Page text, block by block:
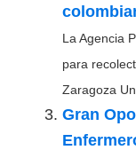
La Agencia
para
Zaragoza
Gran